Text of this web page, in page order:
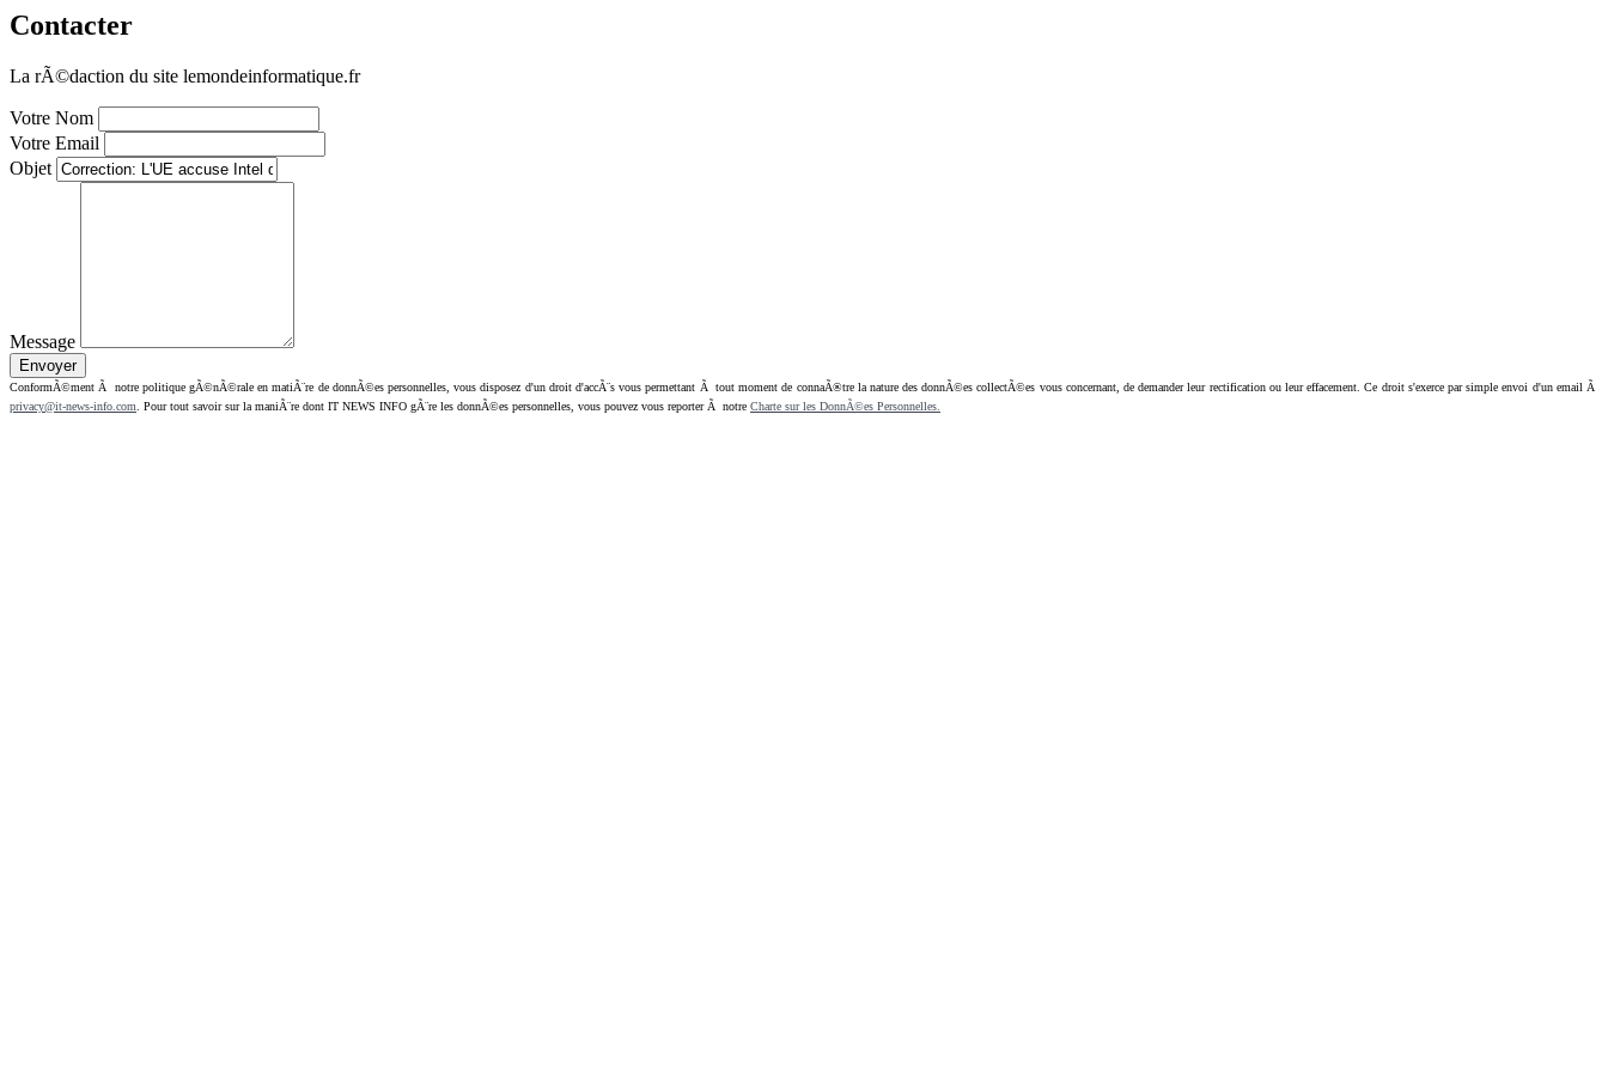
Contacter
La rÃ©daction du site lemondeinformatique.fr
Votre Nom
Votre Email
Objet
Message
ConformÃ©ment Ã notre politique gÃ©nÃ©rale en matiÃ¨re de donnÃ©es personnelles, vous disposez d'un droit d'accÃ¨s vous permettant Ã tout moment de connaÃ®tre la nature des donnÃ©es collectÃ©es vous concernant, de demander leur rectification ou leur effacement. Ce droit s'exerce par simple envoi d'un email Ã
privacy@it-news-info.com . Pour tout savoir sur la maniÃ¨re dont IT NEWS INFO gÃ¨re les donnÃ©es personnelles, vous pouvez vous reporter Ã notre Charte sur les DonnÃ©es Personnelles.